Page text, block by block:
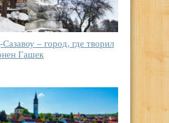
– город, где творил
Гашек